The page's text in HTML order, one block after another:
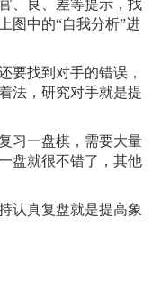
、良、差等提示，找
图中的“自我分析”进
要找到对手的错误，
法，研究对手就是提
习一盘棋，需要大量
盘就很不错了，其他
认真复盘就是提高象